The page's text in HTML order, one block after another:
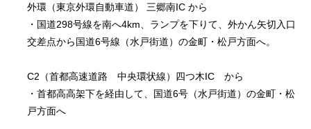
外環（東京外環自動車道） 三郷南IC から
・国道298号線を南へ4km、ランプを下りて、外かん矢切入口
交差点から国道6号線（水戸街道）の金町・松戸方面へ。
C2（首都高速道路 中央環状線）四つ木IC から
・首都高高架下を経由して、国道6号（水戸街道）の金町・松
戸方面へ